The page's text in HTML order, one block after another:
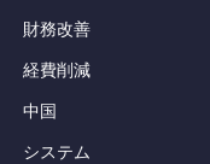
財務改善
経費削減
中国
システム